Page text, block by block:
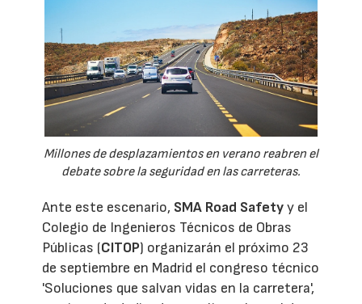
Millones de desplazamientos en verano reabren el
debate sobre la seguridad en las carreteras.
Ante este escenario, SMA Road Safetyy el
Colegio de Ingenieros Técnicos de Obras
Públicas (CITOP) organizarán el próximo 23
de septiembre en Madrid el congreso técnico
'Soluciones que salvan vidas en la carretera',